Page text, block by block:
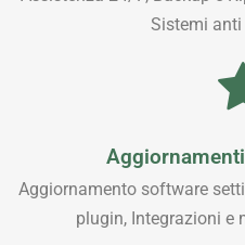
Sistemi
Aggiornamento software
plugin, Integrazioni e